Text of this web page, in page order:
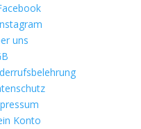
uns
Konto